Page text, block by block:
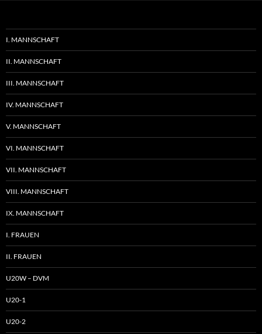
I. MANNSCHAFT
II. MANNSCHAFT
III. MANNSCHAFT
IV. MANNSCHAFT
V. MANNSCHAFT
VI. MANNSCHAFT
VII. MANNSCHAFT
VIII. MANNSCHAFT
IX. MANNSCHAFT
I. FRAUEN
II. FRAUEN
U20W – DVM
U20-1
U20-2